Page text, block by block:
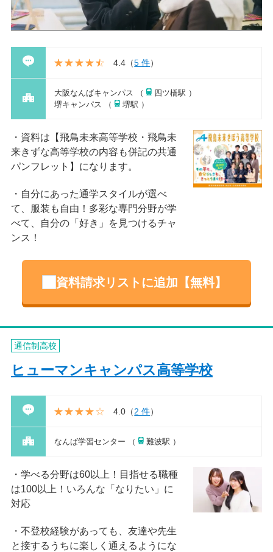
4.4 （5 件）
大阪なんばキャンパス （
四ツ橋駅 ）
堺キャンパス （
堺駅 ）
資料は【飛鳥未来高等学校・飛鳥未
来きずな高等学校の内容も併記の共通
パンフレット】になります。
自分にあった通学スタイルが選べ
て、服装も自由！多彩な専門分野が学
べて、自分の「好き」を見つけるチャ
ンス！
資料請求リストに追加【無料】
通信制高校
ヒューマンキャンパス高等学校
4.0 （2 件）
なんば学習センター （ 難波駅 ）
学べる分野は60以上！目指せる職種
は100以上！いろんな「なりたい」に
対応
不登校経験があっても、友達や先生
と接するうちに楽しく通えるようにな